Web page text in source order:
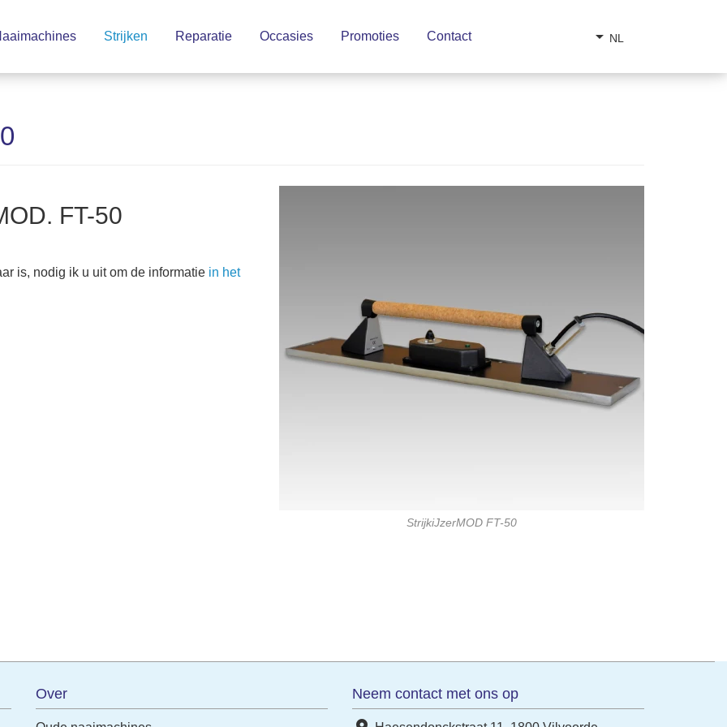
Strijken Reparatie Occasies Promoties Contact arrow_drop_down NL
StrijkiJzerMOD FT-50
FT-50
is, nodig ik u uit om de informatie in het
Over Neem contact met ons op